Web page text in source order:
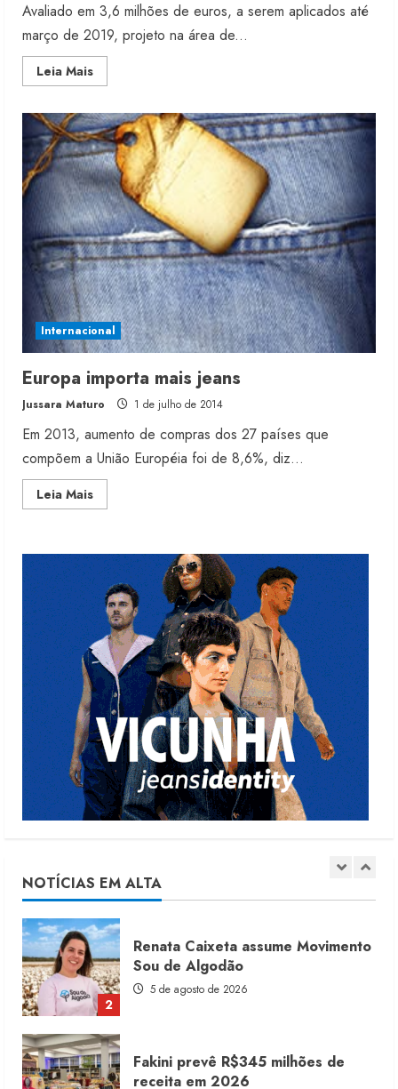
Avaliado em 3,6 milhões de euros, a serem aplicados até
março de 2019, projeto na área de...
Leia MaisRead
more
vai
financiar
produção
limpa
Internacional
Europa importa mais jeans
Jussara Maturo 1 de julho de 2014
Em 2013, aumento de compras dos 27 países que
compõem a União Européia foi de 8,6%, diz...
Leia MaisRead
more
mais
NOTÍCIAS EM ALTA
2
Renata Caixeta assume Movimento
Sou de Algodão
5 de agosto de 2026
Fakini prevê R$345 milhões de
receita em 2026
4 de agosto de 2026
5
Morena Rosa lança franquia com
estoque consignado
4 de agosto de 2026
1
Moda vende US$63,7 bilhões em
produtos licenciados
6 de agosto de 2026
2
5 de agosto de 2026
3
Fakini prevê R$345 milhões de
receita em 2026
4 de agosto de 2026
Projeto testa passaporte digital na
moda nacional